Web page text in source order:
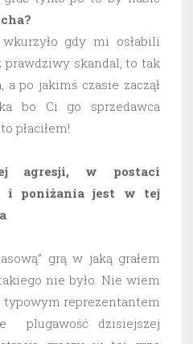
gdy mi osłabili
prawdziwy skandal, to tak
a po jakimś czasie zaczął
bo Ci go sprzedawca
płaciłem!
agresji, w postaci
i poniżania jest w tej
.
grą w jaką grałem
nie było. Nie wiem
typowym reprezentantem
plugawość dzisiejszej